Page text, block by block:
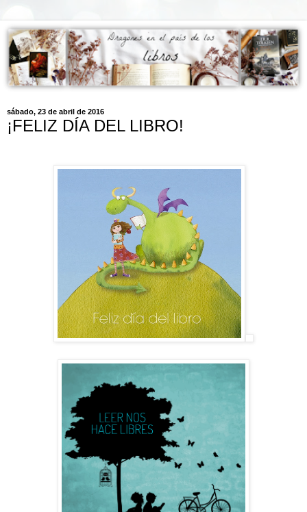
sábado, 23 de abril de 2016
¡FELIZ DÍA DEL LIBRO!